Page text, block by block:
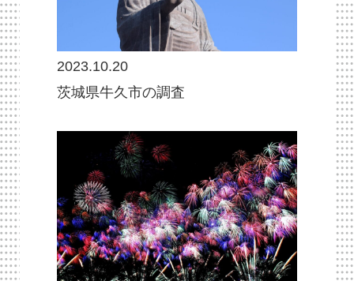
2023.10.20
茨城県牛久市の調査